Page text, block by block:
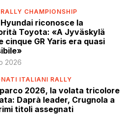
CHAMPIONSHIP
Hyundai riconosce la
Toyota: «A Jyväskylä
cinque GR Yaris era quasi
2026
ITALIANI RALLY
2026, la volata tricolore
Daprà leader, Crugnola a
titoli assegnati